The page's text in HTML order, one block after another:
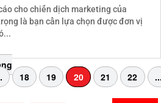
cho chiến dịch marketing của
là bạn cần lựa chọn được đơn vị
18 19 20 21 22